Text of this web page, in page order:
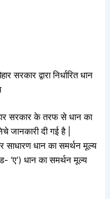
द्वारा निर्धारित धान
सरकार के तरफ से धान का
जानकारी दी गई है |
साधारण धान का समर्थन मूल्य
‘ए’) धान का समर्थन मूल्य